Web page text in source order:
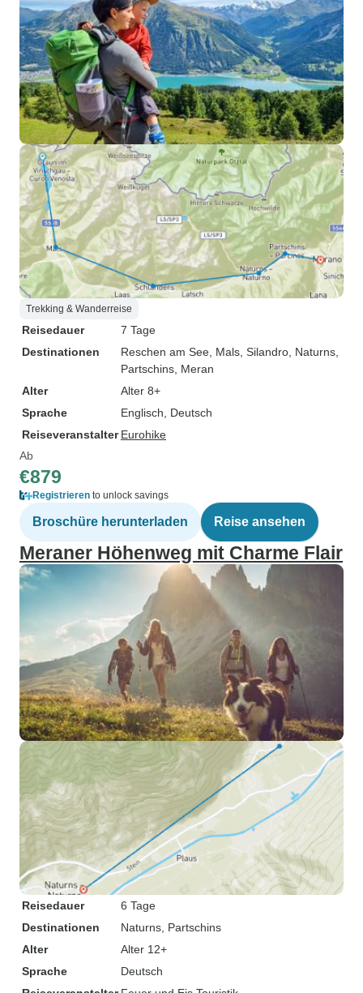
Trekking & Wanderreise
Reisedauer
7 Tage
Destinationen
Reschen am See , Mals , Silandro , Naturns
Partschins , Meran
Alter
Alter 8+
Sprache
Englisch, Deutsch
Reiseveranstalter Eurohike
Ab
€879
Registrieren to unlock savings
Broschüre herunterladen Reise ansehen
Meraner Höhenweg mit Charme Flair
Reisedauer
6 Tage
Destinationen
Naturns , Partschins
Alter
Alter 12+
Sprache
Deutsch